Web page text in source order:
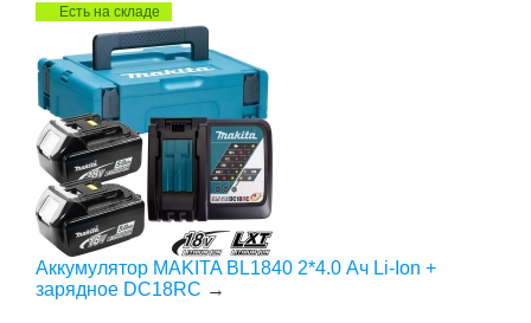
Есть на складе
Аккумулятор MAKITA BL1840 2*4.0 Ач Li-Ion +
зарядное DC18RC →